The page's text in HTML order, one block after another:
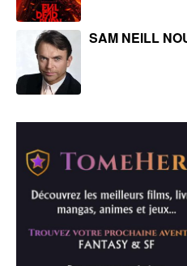
SAM NEILL